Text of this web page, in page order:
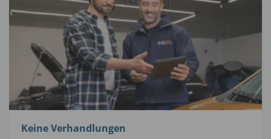
Keine Verhandlungen